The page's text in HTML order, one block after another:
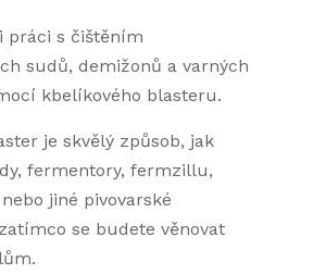
práci s čištěním
sudů, demižonů a varných
kbelíkového blasteru.
je skvělý způsob, jak
fermentory, fermzillu,
jiné pivovarské
se budete věnovat